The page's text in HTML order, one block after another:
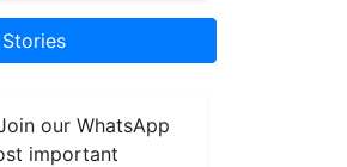
our WhatsApp
important